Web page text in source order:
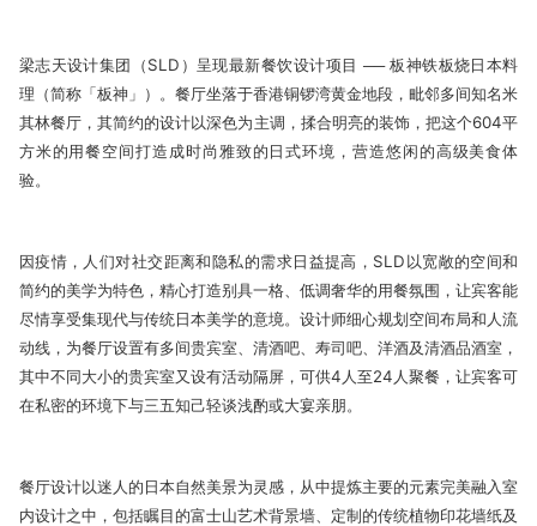
梁志天设计集团（SLD）呈现最新餐饮设计项目 ── 板神铁板烧日本料
理（简称「板神」）。餐厅坐落于香港铜锣湾黄金地段，毗邻多间知名米
其林餐厅，其简约的设计以深色为主调，揉合明亮的装饰，把这个604平
方米的用餐空间打造成时尚雅致的日式环境，营造悠闲的高级美食体
验。
因疫情，人们对社交距离和隐私的需求日益提高，SLD以宽敞的空间和
简约的美学为特色，精心打造别具一格、低调奢华的用餐氛围，让宾客能
尽情享受集现代与传统日本美学的意境。设计师细心规划空间布局和人流
动线，为餐厅设置有多间贵宾室、清酒吧、寿司吧、洋酒及清酒品酒室，
其中不同大小的贵宾室又设有活动隔屏，可供4人至24人聚餐，让宾客可
在私密的环境下与三五知己轻谈浅酌或大宴亲朋。
餐厅设计以迷人的日本自然美景为灵感，从中提炼主要的元素完美融入室
内设计之中，包括瞩目的富士山艺术背景墙、定制的传统植物印花墙纸及